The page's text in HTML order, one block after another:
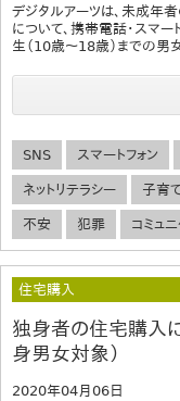
デジタルアーツは、未成年
について、携帯電話・スマ
生（10歳～18歳）までの
SNS スマートフォン
ネットリテラシー 子育
不安 犯罪 コミュ
住宅購入
独身者の住宅購入
身男女対象）
2020年04月06日